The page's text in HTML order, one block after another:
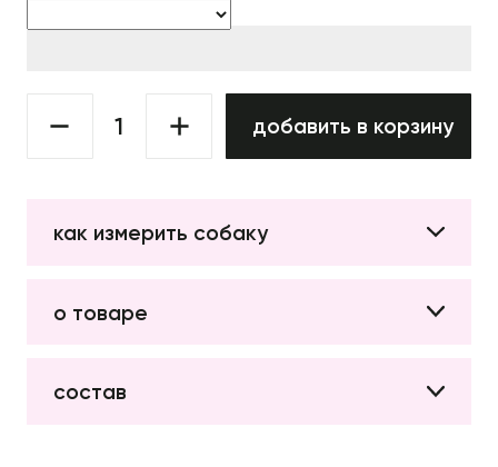
добавить в корзину
как измерить собаку
о товаре
состав